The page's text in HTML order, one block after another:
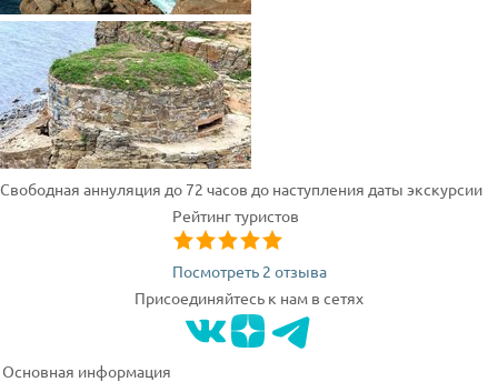
Свободная аннуляция до 72 часов до наступления даты экскурсии
Рейтинг туристов
Посмотреть 2 отзыва
Присоединяйтесь к нам в сетях
Основная информация